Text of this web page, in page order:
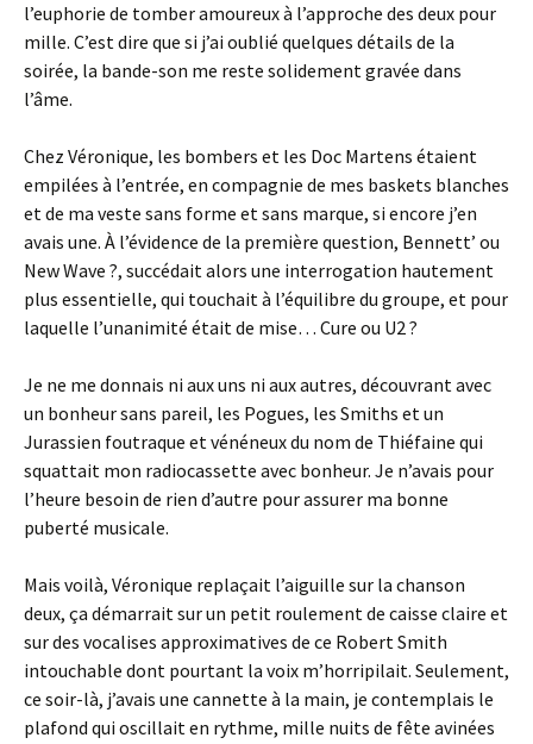
l’euphorie de tomber amoureux à l’approche des deux pour
mille. C’est dire que si j’ai oublié quelques détails de la
soirée, la bande-son me reste solidement gravée dans
l’âme.
Chez Véronique, les bombers et les Doc Martens étaient
empilées à l’entrée, en compagnie de mes baskets blanches
et de ma veste sans forme et sans marque, si encore j’en
avais une. À l’évidence de la première question, Bennett’ ou
New Wave ?, succédait alors une interrogation hautement
plus essentielle, qui touchait à l’équilibre du groupe, et pour
laquelle l’unanimité était de mise… Cure ou U2 ?
Je ne me donnais ni aux uns ni aux autres, découvrant avec
un bonheur sans pareil, les Pogues, les Smiths et un
Jurassien foutraque et vénéneux du nom de Thiéfaine qui
squattait mon radiocassette avec bonheur. Je n’avais pour
l’heure besoin de rien d’autre pour assurer ma bonne
puberté musicale.
Mais voilà, Véronique replaçait l’aiguille sur la chanson
deux, ça démarrait sur un petit roulement de caisse claire et
sur des vocalises approximatives de ce Robert Smith
intouchable dont pourtant la voix m’horripilait. Seulement,
ce soir-là, j’avais une cannette à la main, je contemplais le
plafond qui oscillait en rythme, mille nuits de fête avinées